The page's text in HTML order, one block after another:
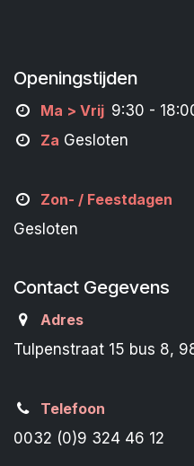
Openingstijden
Ma > Vrij 9:30 -
Za Gesloten
Zon- / Feestdagen
Gesloten
Contact Gegevens
Adres
Tulpenstraat 15 bus 8,
Telefoon
0032 (0)9 324 46 12